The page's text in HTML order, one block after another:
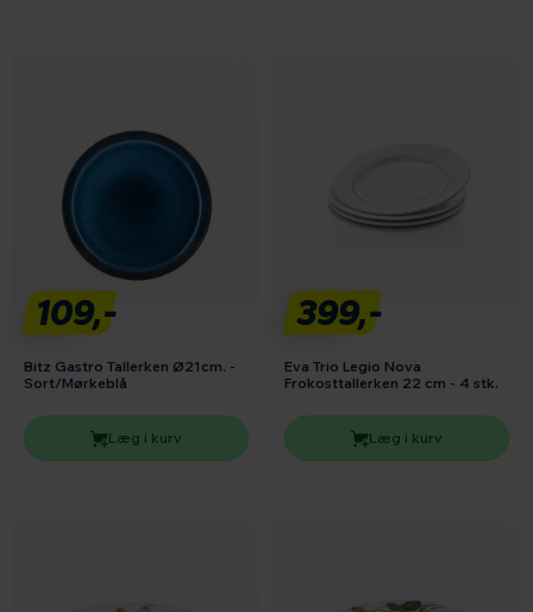
109,-
Bitz Gastro Tallerken Ø21cm. -
Sort/Mørkeblå
Læg i kurv
399,-
Eva Trio Legio Nova
Frokosttallerken 22 cm - 4 stk.
Læg i kurv